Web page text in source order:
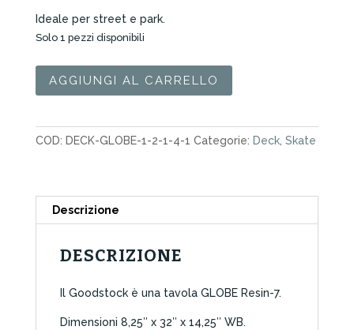
Ideale per street e park.
Solo 1 pezzi disponibili
Deck
Globe
8.25"
quantità
AGGIUNGI AL CARRELLO
COD: DECK-GLOBE-1-2-1-4-1 Categorie: Deck, Skate
Descrizione
DESCRIZIONE
Il Goodstock è una tavola GLOBE Resin-7.
Dimensioni 8,25″ x 32″ x 14,25″ WB.